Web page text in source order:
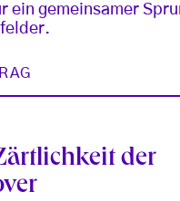
ein gemeinsamer
der